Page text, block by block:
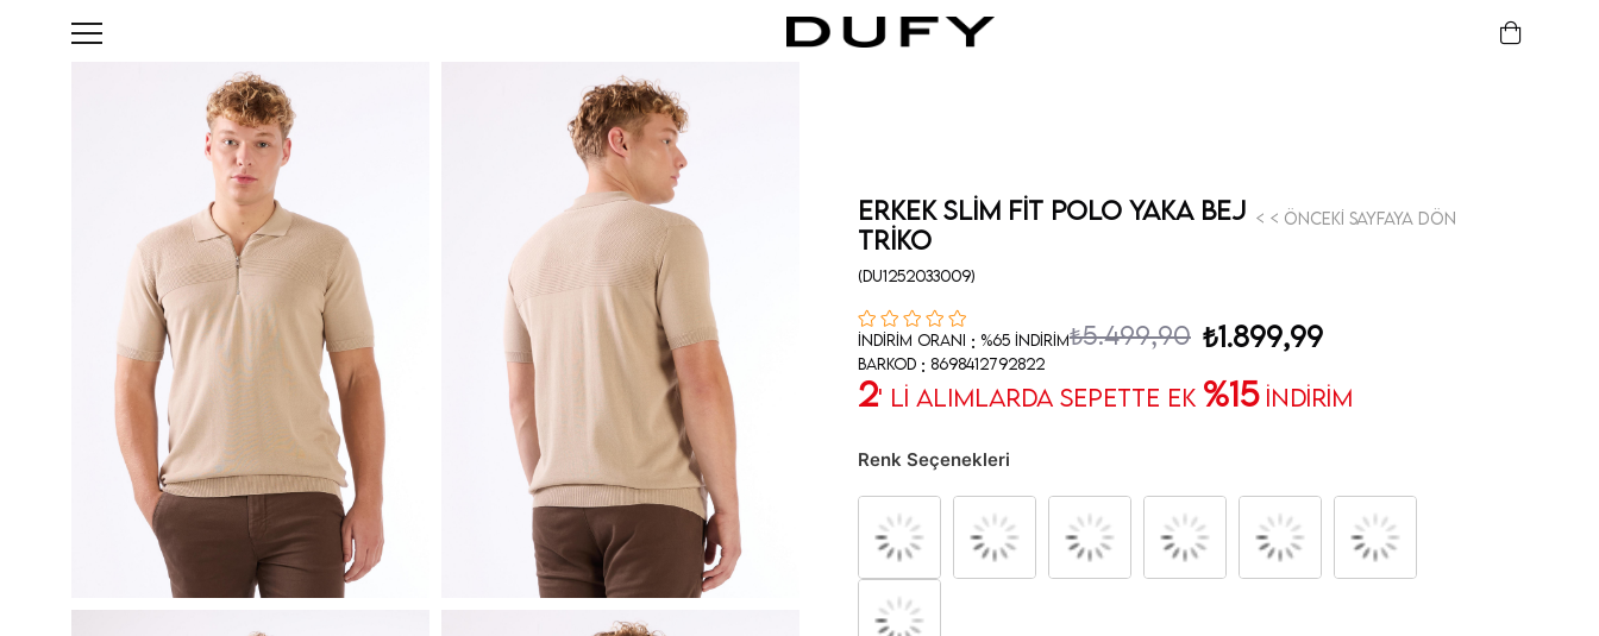
< < Önceki Sayfaya Dön
Erkek Slim Fit Polo Yaka Bej
Triko
(DU1252033009)
İndirim Oranı : %65İndirim₺5.499,90 ₺1.899,99
Barkod : 8698412792822
2' Lİ ALIMLARDA SEPETTE EK %15İNDİRİM
Renk Seçenekleri